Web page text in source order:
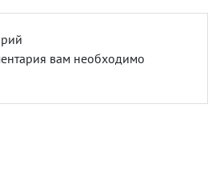
вам необходимо